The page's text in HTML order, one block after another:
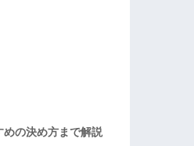
の決め方まで解説